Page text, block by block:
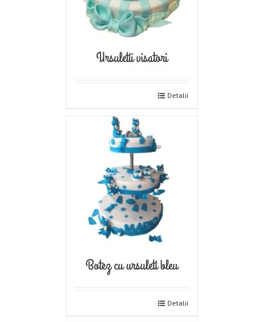
Ursuletii visatori
Detalii
Botez cu ursuleti bleu
Detalii